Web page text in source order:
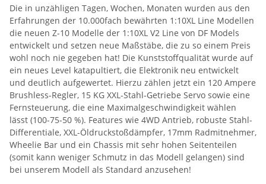
Die in unzähligen Tagen, Wochen, Monaten wurden aus den
Erfahrungen der 10.000fach bewährten 1:10XL Line Modellen
die neuen Z-10 Modelle der 1:10XL V2 Line von DF Models
entwickelt und setzen neue Maßstäbe, die zu so einem Preis
wohl noch nie gegeben hat! Die Kunststoffqualität wurde auf
ein neues Level katapultiert, die Elektronik neu entwickelt
und deutlich aufgewertet. Hierzu zählen jetzt ein 120 Ampere
Brushless-Regler, 15 KG XXL-Stahl-Getriebe Servo sowie eine
Fernsteuerung, die eine Maximalgeschwindigkeit wählen
lässt (100-75-50 %). Features wie 4WD Antrieb, robuste Stahl-
Differentiale, XXL-Öldruckstoßdämpfer, 17mm Radmitnehmer,
Wheelie Bar und ein Chassis mit sehr hohen Seitenteilen
(somit kann weniger Schmutz in das Modell gelangen) sind
bei unserem Modell als Standard anzusehen!